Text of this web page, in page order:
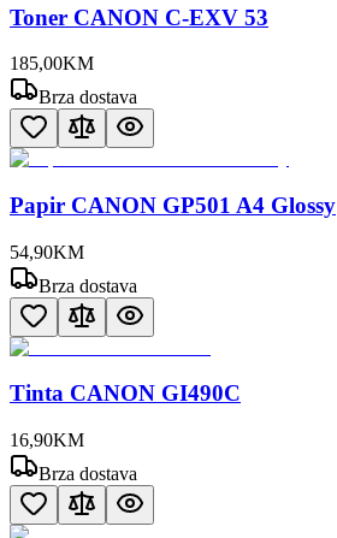
Toner CANON C-EXV 53
185,00KM
Brza dostava
Papir CANON GP501 A4 Glossy
54,90KM
Brza dostava
Tinta CANON GI490C
16,90KM
Brza dostava